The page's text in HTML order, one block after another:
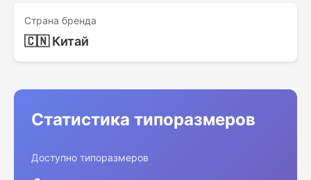
Страна бренда
🇨🇳 Китай
Статистика типоразмеров
Доступно типоразмеров